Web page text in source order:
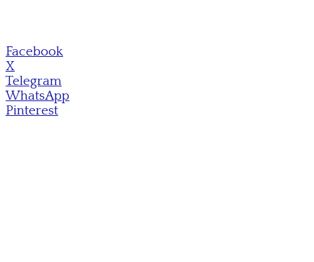
Facebook
X
Telegram
WhatsApp
Pinterest